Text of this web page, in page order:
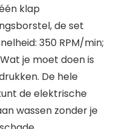
klap
de set
350 RPM/min;
je moet doen is
De hele
de elektrische
wassen zonder je